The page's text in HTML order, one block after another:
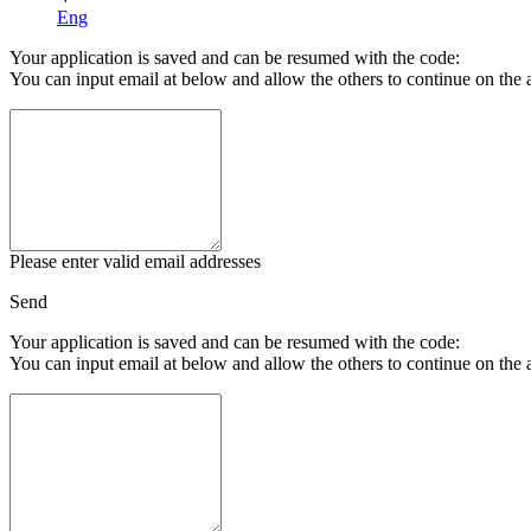
Eng
Your application is saved and can be resumed with the code:
You can input email at below and allow the others to continue on the
Please enter valid email addresses
Send
Your application is saved and can be resumed with the code:
You can input email at below and allow the others to continue on the